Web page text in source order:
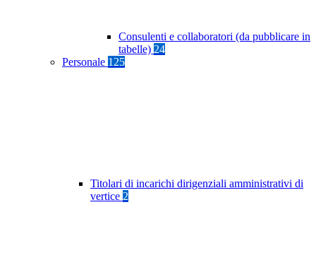
Consulenti e collaboratori (da pubblicare in
tabelle) 24
Personale 125
Titolari di incarichi dirigenziali amministrativi di
vertice 2